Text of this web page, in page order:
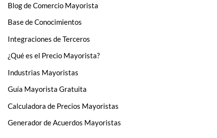
Blog de Comercio Mayorista
Base de Conocimientos
Integraciones de Terceros
¿Qué es el Precio Mayorista?
Industrias Mayoristas
Guía Mayorista Gratuita
Calculadora de Precios Mayoristas
Generador de Acuerdos Mayoristas